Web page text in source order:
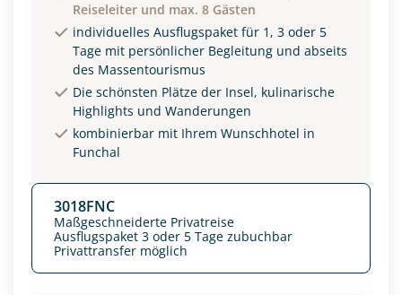
Reiseleiter und max. 8 Gästen
individuelles Ausflugspaket für 1, 3 oder 5
Tage mit persönlicher Begleitung und abseits
des Massentourismus
Die schönsten Plätze der Insel, kulinarische
Highlights und Wanderungen
kombinierbar mit Ihrem Wunschhotel in
Funchal
3018FNC
Maßgeschneiderte Privatreise
Ausflugspaket 3 oder 5 Tage zubuchbar
Privattransfer möglich
EZ Familienzimmer
Reisebeginn
Option 1 Option 2